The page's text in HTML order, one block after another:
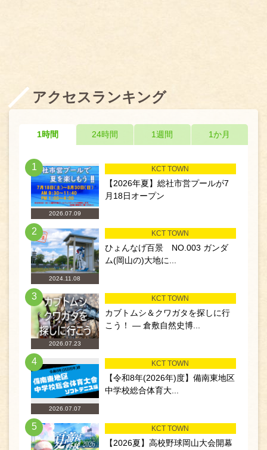
アクセスランキング
1時間 24時間 1週間 1か月
1
2026.07.09
KCT TOWN
【2026年夏】総社市営プールが7
月18日オープン
2
2024.11.08
KCT TOWN
ひょんなげ百景 NO.003 ガンダ
ム(岡山の)大地に...
3
2026.07.23
KCT TOWN
カブトムシ＆クワガタを探しに行
こう！ ― 倉敷自然史博...
4
2026.07.07
KCT TOWN
【令和8年(2026年)度】備南東地区
中学校総合体育大...
5 KCT TOWN
【2026夏】高校野球岡山大会開幕